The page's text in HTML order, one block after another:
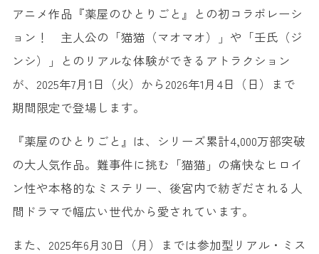
アニメ作品『薬屋のひとりごと』との初コラボレーシ
ョン！ 主人公の「猫猫（マオマオ）」や「壬氏（ジ
ンシ）」とのリアルな体験ができるアトラクション
が、2025年7月1日（火）から2026年1月4日（日）まで
期間限定で登場します。
『薬屋のひとりごと』は、シリーズ累計4,000万部突破
の大人気作品。難事件に挑む「猫猫」の痛快なヒロイ
ン性や本格的なミステリー、後宮内で紡ぎだされる人
間ドラマで幅広い世代から愛されています。
また、2025年6月30日（月）までは参加型リアル・ミス